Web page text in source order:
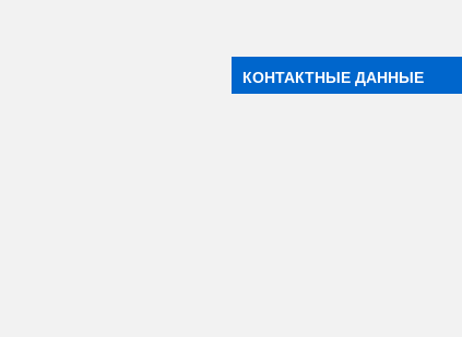
КОНТАКТНЫЕ ДАННЫЕ